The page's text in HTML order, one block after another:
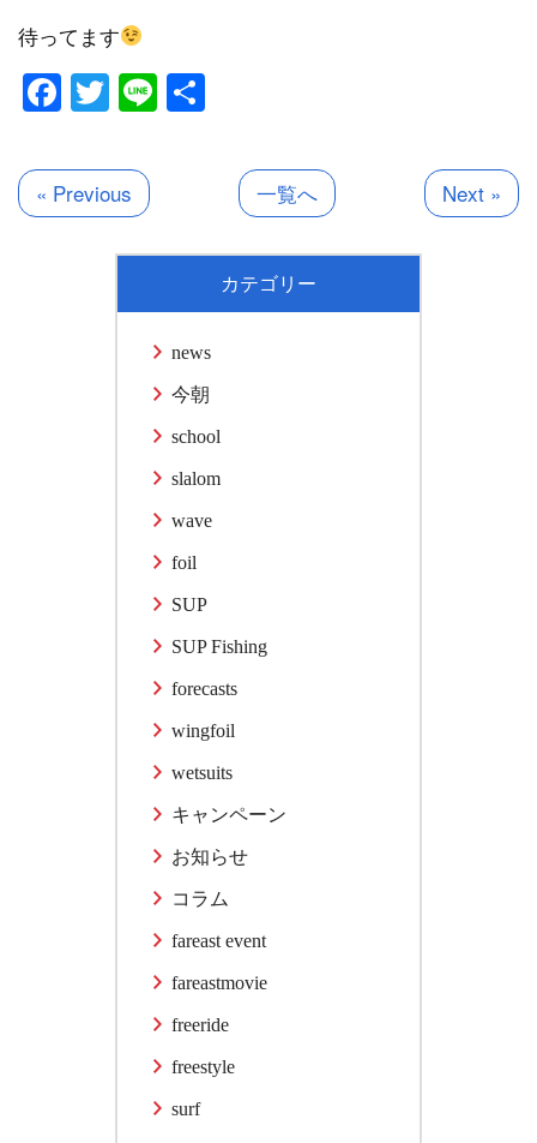
待ってます
Facebook
Twitter
Line
« Previous 一覧へ Next »
カテゴリー
news
今朝
school
slalom
wave
foil
SUP
SUP Fishing
forecasts
wingfoil
wetsuits
キャンペーン
お知らせ
コラム
fareast event
fareastmovie
freeride
freestyle
surf